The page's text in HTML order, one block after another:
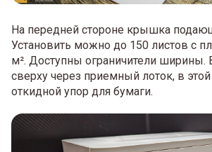
На передней стороне крышка
Установить можно до 150 листов с
м². Доступны ограничители ширины.
сверху через приемный лоток, в этой
откидной упор для бумаги.